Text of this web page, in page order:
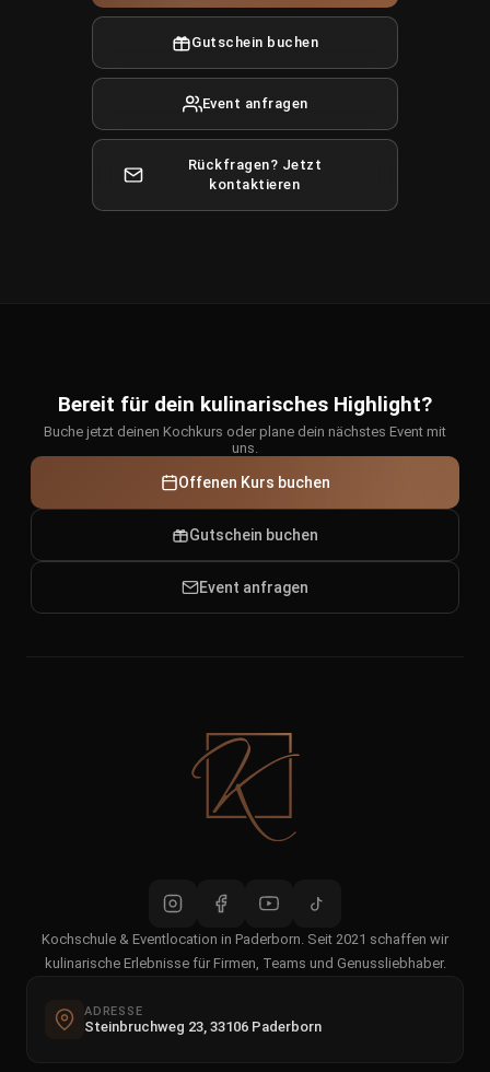
Gutschein buchen
Event anfragen
Rückfragen? Jetzt
kontaktieren
Bereit für dein kulinarisches Highlight?
Buche jetzt deinen Kochkurs oder plane dein nächstes Event mit
uns.
Offenen Kurs buchen
Gutschein buchen
Event anfragen
Kochschule & Eventlocation in Paderborn. Seit 2021 schaffen wir
kulinarische Erlebnisse für Firmen, Teams und Genussliebhaber.
ADRESSE
Steinbruchweg 23, 33106 Paderborn